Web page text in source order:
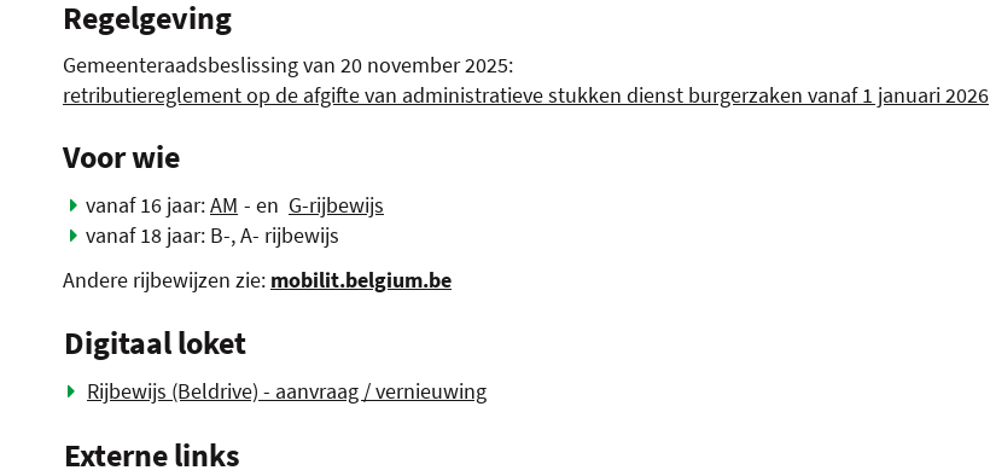
Regelgeving
Gemeenteraadsbeslissing van 20 november 2025:
retributiereglement op de afgifte van administratieve stukken dienst burgerzaken vanaf 1 januari 2026
Voor wie
vanaf 16 jaar:AM - en G-rijbewijs
vanaf 18 jaar: B-, A- rijbewijs
Andere rijbewijzen zie: mobilit.belgium.be
Digitaal loket
Rijbewijs (Beldrive) - aanvraag / vernieuwing
Externe links